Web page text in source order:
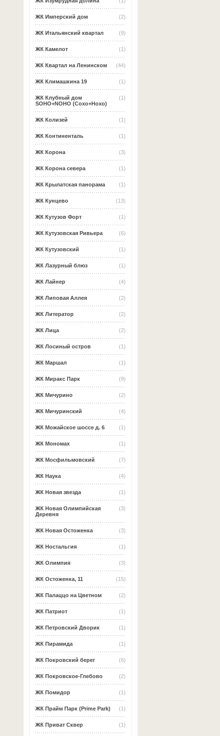
(2)
ЖК Имперский дом
(9)
ЖК Итальянский квартал
(1)
ЖК Камелот
(44)
ЖК Квартал на Ленинском
(1)
ЖК Климашкина 19
(1)
ЖК Клубный дом
SOHO+NOHO (Сохо+Нохо)
(1)
ЖК Колизей
(1)
ЖК Континенталь
(3)
ЖК Корона
(1)
ЖК Корона севера
(1)
ЖК Крылатская панорама
(13)
ЖК Кунцево
(1)
ЖК Кутузов Форт
(6)
ЖК Кутузовская Ривьера
(1)
ЖК Кутузовский
(1)
ЖК Лазурный блюз
(4)
ЖК Лайнер
(2)
ЖК Липовая Аллея
(2)
ЖК Литератор
(2)
ЖК Лица
(1)
ЖК Лосиный остров
(1)
ЖК Маршал
(9)
ЖК Миракс Парк
(2)
ЖК Мичурино
(4)
ЖК Мичуринский
(1)
ЖК Можайское шоссе д. 6
(1)
ЖК Мономах
(7)
ЖК Мосфильмовский
(4)
ЖК Наука
(1)
ЖК Новая звезда
(3)
ЖК Новая Олимпийская
Деревня
(3)
ЖК Новая Остоженка
(1)
ЖК Ностальгия
(3)
ЖК Олимпия
(15)
ЖК Остоженка, 11
(2)
ЖК Палаццо на Цветном
(1)
ЖК Патриот
(1)
ЖК Петровский Дворик
(1)
ЖК Пирамида
(6)
ЖК Покровский берег
(2)
ЖК Покровское-Глебово
(1)
ЖК Помидор
(1)
ЖК Прайм Парк (Prime Park)
(1)
ЖК Приват Сквер